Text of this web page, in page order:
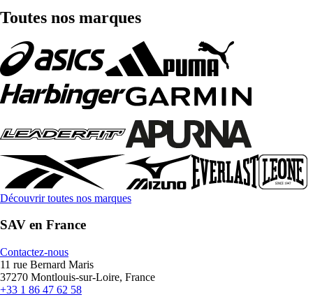
Toutes nos marques
Découvrir toutes nos marques
SAV en France
Contactez-nous
11 rue Bernard Maris
37270 Montlouis-sur-Loire, France
+33 1 86 47 62 58